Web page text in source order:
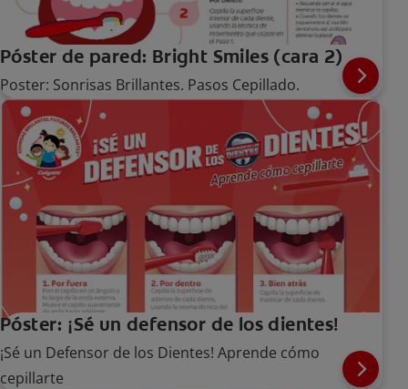
Póster de pared: Bright Smiles (cara 2)
Poster: Sonrisas Brillantes. Pasos Cepillado.
Póster: ¡Sé un defensor de los dientes!
¡Sé un Defensor de los Dientes! Aprende cómo
cepillarte